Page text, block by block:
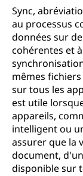
Sync,
au processus
données sur
cohérentes et
mêmes
sur tous les
est utile
appareils,
intelligent ou
assurer que la
document,
disponible sur